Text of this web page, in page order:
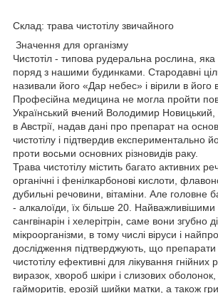
Склад: трава чистотілу звичайного
Значення для організму
Чистотіл - типова рудеральна рослина, яка
поряд з нашими будинками. Стародавні
називали його «Дар небес» і вірили в його
Професійна медицина не могла пройти
Український вчений Володимир
в Австрії, надав дані про препарат на
чистотілу і підтвердив експериментально
проти восьми основних різновидів раку.
Трава чистотілу містить багато активних
органічні і фенілкарбонові кислоти,
дубильні речовини, вітаміни. Але головне
- алкалоїди, їх більше 20.
сангвінарін і хелерітрін, саме вони згубно
мікроорганізми, в тому числі віруси і
дослідження підтверджують, що препарати
чистотілу ефективні для лікування гнійних
виразок, хвороб шкіри і слизових
гайморитів, ерозій шийки матки, а також